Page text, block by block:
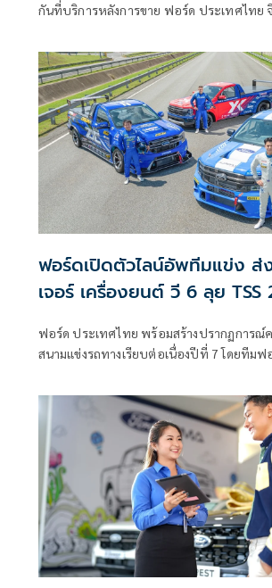
กันที่บริการหลังการขาย ฟอร์ด ประเทศไทย
ฟอร์ดเปิดตัวไลน์อัพทีมแข่ง ส่
เจอร์ เครื่องยนต์ วี 6 ลุย TSS
ฟอร์ด ประเทศไทย พร้อมสร้างปรากฏการณ์
สนามแข่งรถทางเรียบต่อเนื่องปีที่ 7 โดยทีม